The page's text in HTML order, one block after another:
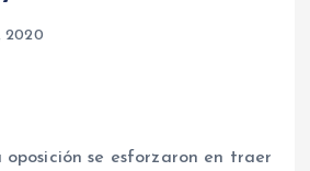
2020
oposición se esforzaron en traer